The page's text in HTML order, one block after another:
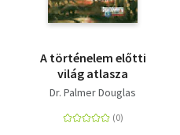
A történelem előtti
világ atlasza
Dr. Palmer Douglas